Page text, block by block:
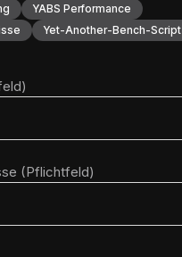
YABS Performance
Yet-Another-Bench-Script
(Pflichtfeld)